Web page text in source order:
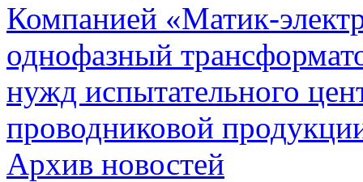
Компанией «Матик-
однофазный
нужд испытательного
проводниковой
Архив новостей